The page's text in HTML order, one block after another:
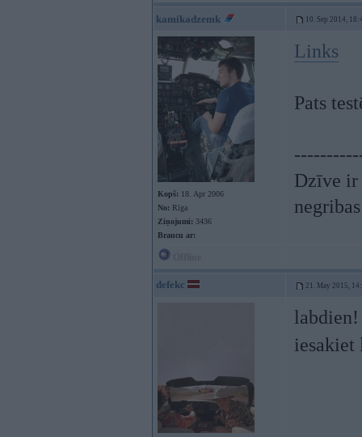
kamikadzemk 10. Sep 2014,
Kopš: 18. Apr 2006
No: Rīga
Ziņojumi: 3436
Braucu ar:
Links
Pats
Dzīve ir
negribas
defekc 21. May 2015,